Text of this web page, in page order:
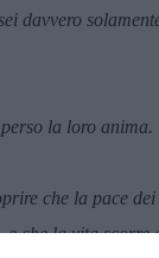
davvero
la loro anima.
che la pace dei
che la vita scorre